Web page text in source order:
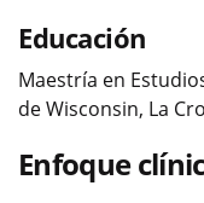
Educación
Maestría en
de Wisconsin, La
Enfoque